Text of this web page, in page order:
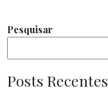
Pesquisar
Posts Recentes